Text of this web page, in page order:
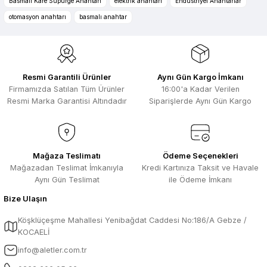
Ürün bilgilerinde hatalar bulunuyor.
Bu ürüne benzer farklı alternatifler olmalı.
bulunuyor. Özellikle unit ,prolink ,gibi
ürünlerin ithalatçısı olması hasebi ile
Selim Toprak | 29/07/2026
Kısa sürede geldi. Ürünler de iyi
sarılmıştı. Gayet iyi
Ali Salih Yıldız | 10/07/2026
Hızlı sipariş ve güvenli paketleme için
çok teşekkürler ediyorum
F... D... | 06/07/2026
Makine çok iyi herkese tavsiye
üzerinden 4 ürünnaldım ve hızlı ve
sorunsuz bir şekilde tarafıma ulaştı çok
otomasyon anahtarı basmalı anahtar
Resmi Garantili Ürünler
Firmamızda Satılan Tüm Ürünler
Resmi Marka Garantisi Altındadır
Aynı Gün Kargo İmkanı
16:00'a Kadar Verilen
Siparişlerde Aynı Gün Kargo
Mağaza Teslimatı
Mağazadan Teslimat İmkanıyla
Aynı Gün Teslimat
Ödeme Seçenekleri
Kredi Kartınıza Taksit ve Havale
ile Ödeme İmkanı
Bize Ulaşın
Köşklüçeşme Mahallesi Yenibağdat Caddesi No:186/A Gebze /
KOCAELİ
info@aletler.com.tr